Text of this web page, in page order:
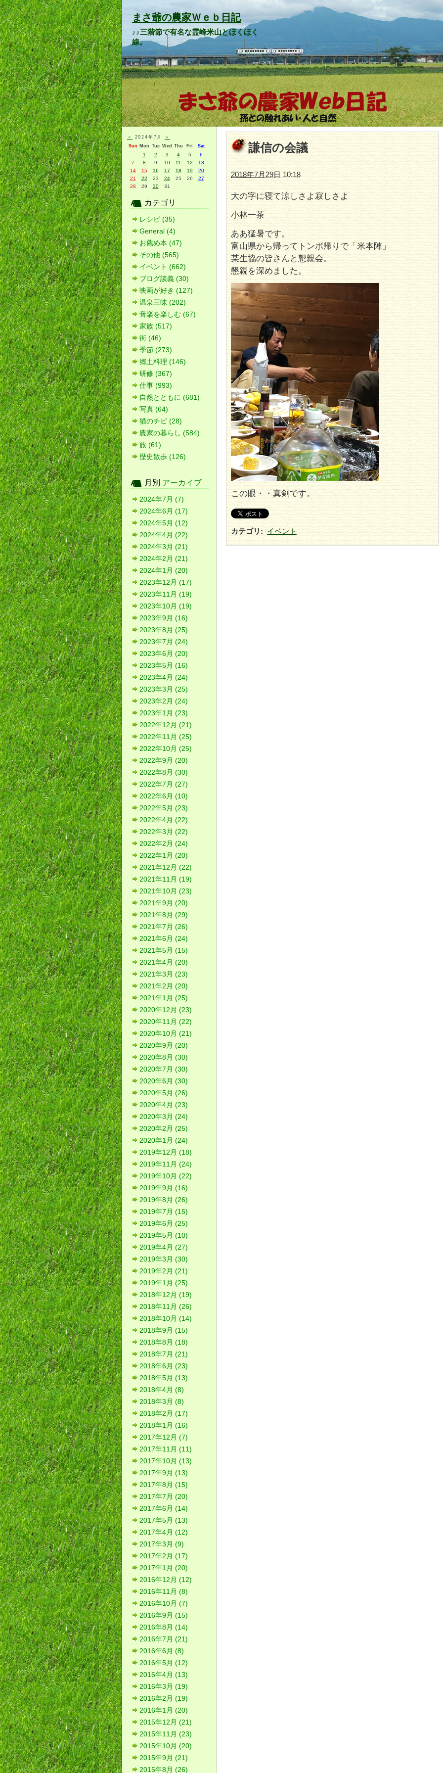
まさ爺の農家Ｗｅｂ日記
♪♪三階節で有名な霊峰米山とほくほく
線。
謙信の会議
2018年7月29日 10:18
大の字に寝て涼しさよ寂しさよ
小林一茶
ああ猛暑です。
富山県から帰ってトンボ帰りで「米本陣」
某生協の皆さんと懇親会。
懇親を深めました。
この眼・・真剣です。
カテゴリ : イベント
＜ 2024年7月
＞
Sun Mon Tue Wed Thu Fri Sat
1 2 3 4 5
6
7
8 9 10 11 12
13
14
15 16 17 18 19
20
21
22 23 24 25 26
27
28
29 30 31
カテゴリ
レシピ (35)
General (4)
お薦め本 (47)
その他 (565)
イベント (662)
ブログ談義 (30)
映画が好き (127)
温泉三昧 (202)
音楽を楽しむ (67)
家族 (517)
街 (46)
季節 (273)
郷土料理 (146)
研修 (367)
仕事 (993)
自然とともに (681)
写真 (64)
猫のチビ (28)
農家の暮らし (584)
旅 (61)
歴史散歩 (126)
月別 アーカイブ
2024年7月 (7)
2024年6月 (17)
2024年5月 (12)
2024年4月 (22)
2024年3月 (21)
2024年2月 (21)
2024年1月 (20)
2023年12月 (17)
2023年11月 (19)
2023年10月 (19)
2023年9月 (16)
2023年8月 (25)
2023年7月 (24)
2023年6月 (20)
2023年5月 (16)
2023年4月 (24)
2023年3月 (25)
2023年2月 (24)
2023年1月 (23)
2022年12月 (21)
2022年11月 (25)
2022年10月 (25)
2022年9月 (20)
2022年8月 (30)
2022年7月 (27)
2022年6月 (10)
2022年5月 (23)
2022年4月 (22)
2022年3月 (22)
2022年2月 (24)
2022年1月 (20)
2021年12月 (22)
2021年11月 (19)
2021年10月 (23)
2021年9月 (20)
2021年8月 (29)
2021年7月 (26)
2021年6月 (24)
2021年5月 (15)
2021年4月 (20)
2021年3月 (23)
2021年2月 (20)
2021年1月 (25)
2020年12月 (23)
2020年11月 (22)
2020年10月 (21)
2020年9月 (20)
2020年8月 (30)
2020年7月 (30)
2020年6月 (30)
2020年5月 (26)
2020年4月 (23)
2020年3月 (24)
2020年2月 (25)
2020年1月 (24)
2019年12月 (18)
2019年11月 (24)
2019年10月 (22)
2019年9月 (16)
2019年8月 (26)
2019年7月 (15)
2019年6月 (25)
2019年5月 (10)
2019年4月 (27)
2019年3月 (30)
2019年2月 (21)
2019年1月 (25)
2018年12月 (19)
2018年11月 (26)
2018年10月 (14)
2018年9月 (15)
2018年8月 (18)
2018年7月 (21)
2018年6月 (23)
2018年5月 (13)
2018年4月 (8)
2018年3月 (8)
2018年2月 (17)
2018年1月 (16)
2017年12月 (7)
2017年11月 (11)
2017年10月 (13)
2017年9月 (13)
2017年8月 (15)
2017年7月 (20)
2017年6月 (14)
2017年5月 (13)
2017年4月 (12)
2017年3月 (9)
2017年2月 (17)
2017年1月 (20)
2016年12月 (12)
2016年11月 (8)
2016年10月 (7)
2016年9月 (15)
2016年8月 (14)
2016年7月 (21)
2016年6月 (8)
2016年5月 (12)
2016年4月 (13)
2016年3月 (19)
2016年2月 (19)
2016年1月 (20)
2015年12月 (21)
2015年11月 (23)
2015年10月 (20)
2015年9月 (21)
2015年8月 (26)